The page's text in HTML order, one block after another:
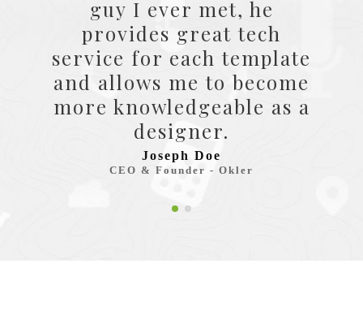
guy I ever met, he
provides great tech
service for each template
and allows me to become
more knowledgeable as a
designer.
Joseph Doe
CEO & Founder - Okler